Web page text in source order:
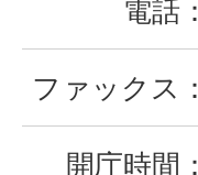
電話：
ファックス：
開庁時間：